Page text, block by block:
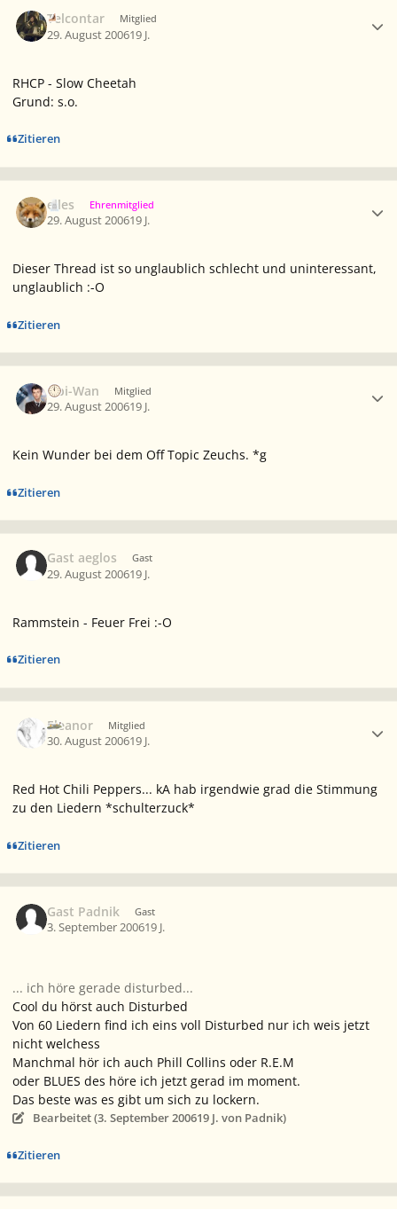
Telcontar Mitglied
29. August 200619 J.
RHCP - Slow Cheetah
Grund: s.o.
Zitieren
elles Ehrenmitglied
29. August 200619 J.
Dieser Thread ist so unglaublich schlecht und uninteressant,
unglaublich :-O
Zitieren
Obi-Wan Mitglied
29. August 200619 J.
Kein Wunder bei dem Off Topic Zeuchs. *g
Zitieren
Gast aeglos Gast
29. August 200619 J.
Rammstein - Feuer Frei :-O
Zitieren
Eleanor Mitglied
30. August 200619 J.
Red Hot Chili Peppers... kA hab irgendwie grad die Stimmung
zu den Liedern *schulterzuck*
Zitieren
Gast Padnik Gast
3. September 200619 J.
... ich höre gerade disturbed...
Cool du hörst auch Disturbed
Von 60 Liedern find ich eins voll Disturbed nur ich weis jetzt
nicht welchess
Manchmal hör ich auch Phill Collins oder R.E.M
oder BLUES des höre ich jetzt gerad im moment.
Das beste was es gibt um sich zu lockern.
Bearbeitet (3. September 200619 J. von Padnik)
Zitieren